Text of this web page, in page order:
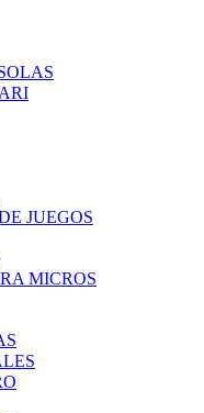
JUEGOS
MICROS